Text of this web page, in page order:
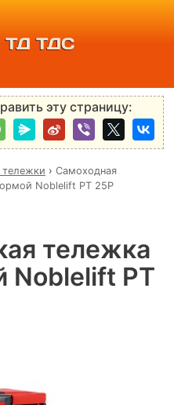
ТД ТДС
эту страницу:
› Самоходная
Noblelift PT 25P
тележка
Noblelift PT